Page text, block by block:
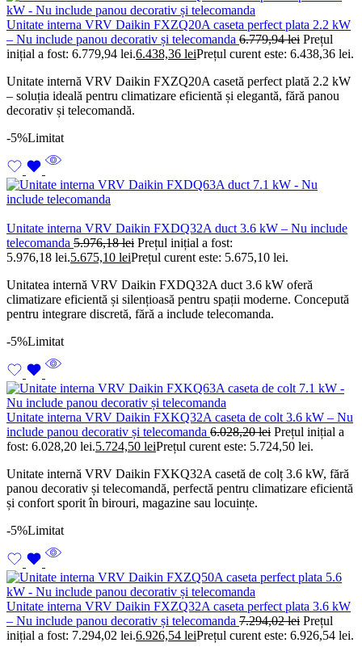
Unitate interna VRV Daikin FXZQ20A caseta perfect plata 2.2 kW
– Nu include panou decorativ și telecomanda 6.779,94lei Prețul
inițial a fost: 6.779,94 lei.6.438,36 leiPrețul curent este: 6.438,36 lei.
Unitate internă VRV Daikin FXZQ20A casetă perfect plată 2.2 kW
– soluția ideală pentru climatizare eficientă și elegantă, fără panou
decorativ și telecomandă.
-5%Limitat
Unitate interna VRV Daikin FXDQ32A duct 3.6 kW – Nu include
telecomanda 5.976,18lei Prețul inițial a fost:
5.976,18 lei.5.675,10 leiPrețul curent este: 5.675,10 lei.
Unitatea internă VRV Daikin FXDQ32A duct 3.6 kW oferă
climatizare eficientă și silențioasă pentru spații moderne. Concepută
pentru integrare discretă, fără a include telecomanda.
-5%Limitat
Unitate interna VRV Daikin FXKQ32A caseta de colt 3.6 kW – Nu
include panou decorativ și telecomanda 6.028,20lei Prețul inițial a
fost: 6.028,20 lei.5.724,50 leiPrețul curent este: 5.724,50 lei.
Unitate internă VRV Daikin FXKQ32A casetă de colț 3.6 kW, fără
panou decorativ și telecomandă, perfectă pentru climatizare eficientă
și confort sporit în birouri, magazine sau locuințe.
-5%Limitat
Unitate interna VRV Daikin FXZQ32A caseta perfect plata 3.6 kW
– Nu include panou decorativ și telecomanda 7.294,02lei Prețul
inițial a fost: 7.294,02 lei.6.926,54 leiPrețul curent este: 6.926,54 lei.